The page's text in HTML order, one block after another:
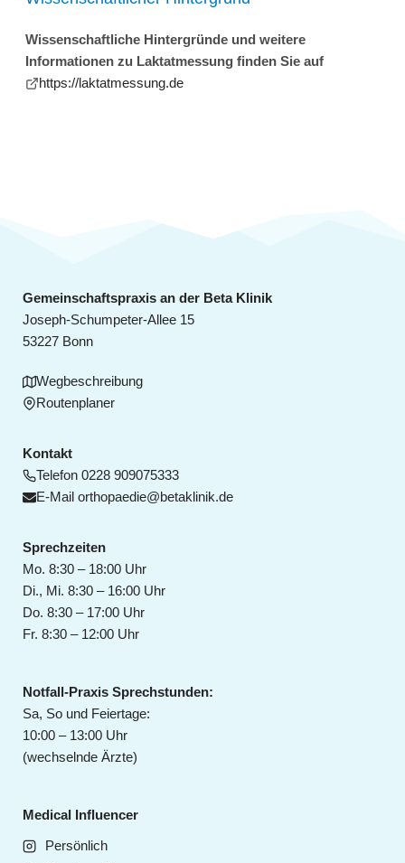
Wissenschaftliche Hintergründe und weitere
Informationen zu Laktatmessung finden Sie auf
https://laktatmessung.de
Gemeinschaftspraxis an der Beta Klinik
Joseph-Schumpeter-Allee 15
53227 Bonn
Wegbeschreibung
Routenplaner
Kontakt
Telefon 0228 909075333
E-Mail orthopaedie@betaklinik.de
Sprechzeiten
Mo. 8:30 – 18:00 Uhr
Di., Mi. 8:30 – 16:00 Uhr
Do. 8:30 – 17:00 Uhr
Fr. 8:30 – 12:00 Uhr
Notfall-Praxis Sprechstunden:
Sa, So und Feiertage:
10:00 – 13:00 Uhr
(wechselnde Ärzte)
Medical Influencer
Persönlich